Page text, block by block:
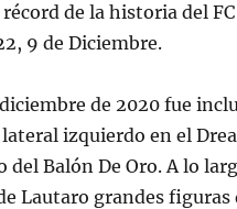
de la historia del
9 de Diciembre.
diciembre de 2020 fue
izquierdo en el
del Balón De Oro. A lo
Lautaro grandes figuras